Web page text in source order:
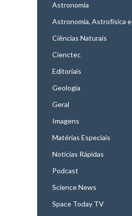
Astronomia
Astronomia, Astrofísica
Ciências Naturais
Cienctec
Editoriais
Geologia
Geral
Imagens
Matérias Especiais
Notícias Rápidas
Podcast
Science News
Space Today TV